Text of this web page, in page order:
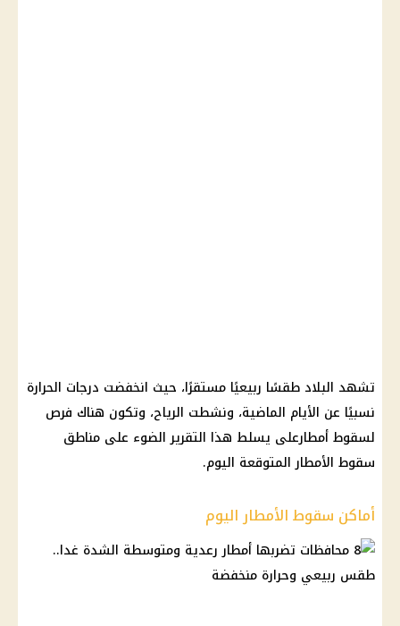
تشهد البلاد طقسًا ربيعيًا مستقرًا، حيث انخفضت درجات الحرارة
نسبيًا عن الأيام الماضية، ونشطت الرياح، وتكون هناك فرص
لسقوط أمطارعلى يسلط هذا التقرير الضوء على مناطق
سقوط الأمطار المتوقعة اليوم.
أماكن سقوط الأمطار اليوم